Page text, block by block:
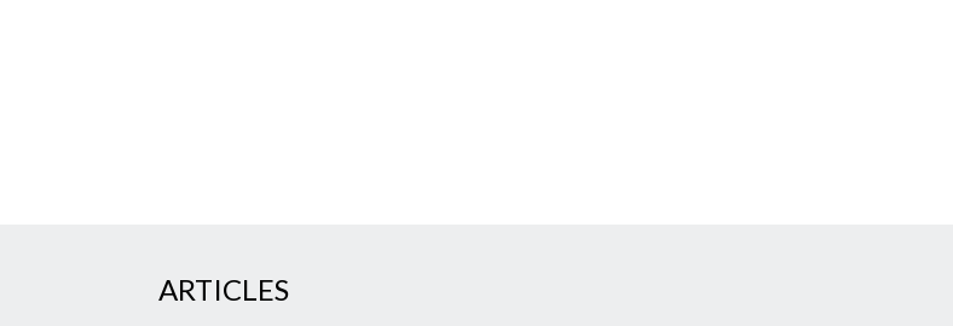
ARTICLES